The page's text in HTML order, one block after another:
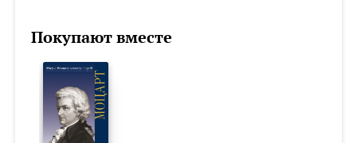
Покупают вместе